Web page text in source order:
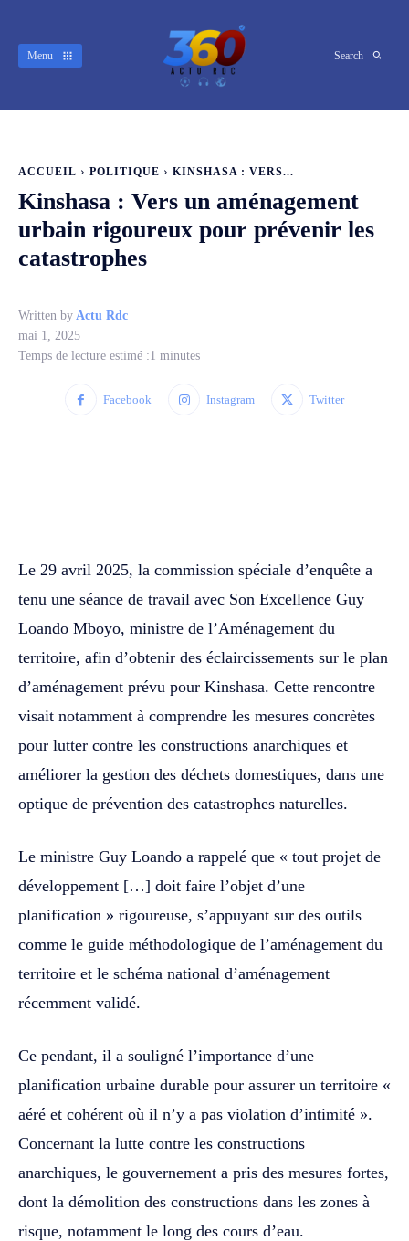
Menu Search
ACCUEIL POLITIQUE KINSHASA : VERS...
Kinshasa : Vers un aménagement
urbain rigoureux pour prévenir les
catastrophes
Written by Actu Rdc
mai 1, 2025
Temps de lecture estimé :1 minutes
Facebook Instagram Twitter
Le 29 avril 2025, la commission spéciale d’enquête a
tenu une séance de travail avec Son Excellence Guy
Loando Mboyo, ministre de l’Aménagement du
territoire, afin d’obtenir des éclaircissements sur le plan
d’aménagement prévu pour Kinshasa. Cette rencontre
visait notamment à comprendre les mesures concrètes
pour lutter contre les constructions anarchiques et
améliorer la gestion des déchets domestiques, dans une
optique de prévention des catastrophes naturelles.
Le ministre Guy Loando a rappelé que « tout projet de
développement […] doit faire l’objet d’une
planification » rigoureuse, s’appuyant sur des outils
comme le guide méthodologique de l’aménagement du
territoire et le schéma national d’aménagement
récemment validé.
Ce pendant, il a souligné l’importance d’une
planification urbaine durable pour assurer un territoire «
aéré et cohérent où il n’y a pas violation d’intimité ».
Concernant la lutte contre les constructions
anarchiques, le gouvernement a pris des mesures fortes,
dont la démolition des constructions dans les zones à
risque, notamment le long des cours d’eau.